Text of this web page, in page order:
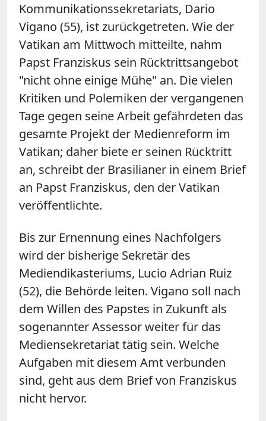
Kommunikationssekretariats, Dario
Vigano (55), ist zurückgetreten. Wie der
Vatikan am Mittwoch mitteilte, nahm
Papst Franziskus sein Rücktrittsangebot
"nicht ohne einige Mühe" an. Die vielen
Kritiken und Polemiken der vergangenen
Tage gegen seine Arbeit gefährdeten das
gesamte Projekt der Medienreform im
Vatikan; daher biete er seinen Rücktritt
an, schreibt der Brasilianer in einem Brief
an Papst Franziskus, den der Vatikan
veröffentlichte.
Bis zur Ernennung eines Nachfolgers
wird der bisherige Sekretär des
Mediendikasteriums, Lucio Adrian Ruiz
(52), die Behörde leiten. Vigano soll nach
dem Willen des Papstes in Zukunft als
sogenannter Assessor weiter für das
Mediensekretariat tätig sein. Welche
Aufgaben mit diesem Amt verbunden
sind, geht aus dem Brief von Franziskus
nicht hervor.